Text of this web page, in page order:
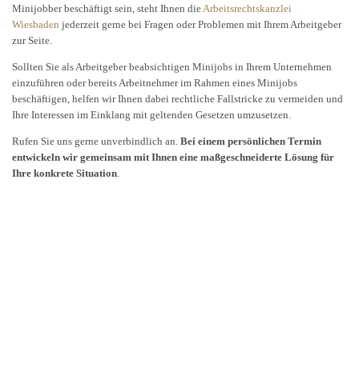
Minijobber beschäftigt sein, steht Ihnen dieArbeitsrechtskanzlei
Wiesbaden jederzeit gerne bei Fragen oder Problemen mit Ihrem Arbeitgeber
zur Seite.
Sollten Sie als Arbeitgeber beabsichtigen Minijobs in Ihrem Unternehmen
einzuführen oder bereits Arbeitnehmer im Rahmen eines Minijobs
beschäftigen, helfen wir Ihnen dabei rechtliche Fallstricke zu vermeiden und
Ihre Interessen im Einklang mit geltenden Gesetzen umzusetzen.
Rufen Sie uns gerne unverbindlich an. Bei einem persönlichen Termin
entwickeln wir gemeinsam mit Ihnen eine maßgeschneiderte Lösung für
Ihre konkrete Situation.